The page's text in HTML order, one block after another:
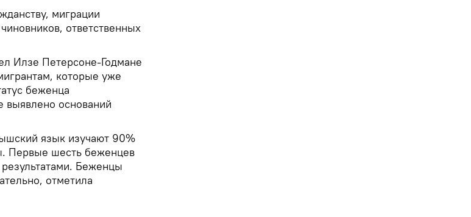
миграции
ответственных
Илзе Петерсоне-Годмане
которые уже
беженца
выявлено оснований
язык изучают 90%
Первые шесть беженцев
Беженцы
отметила